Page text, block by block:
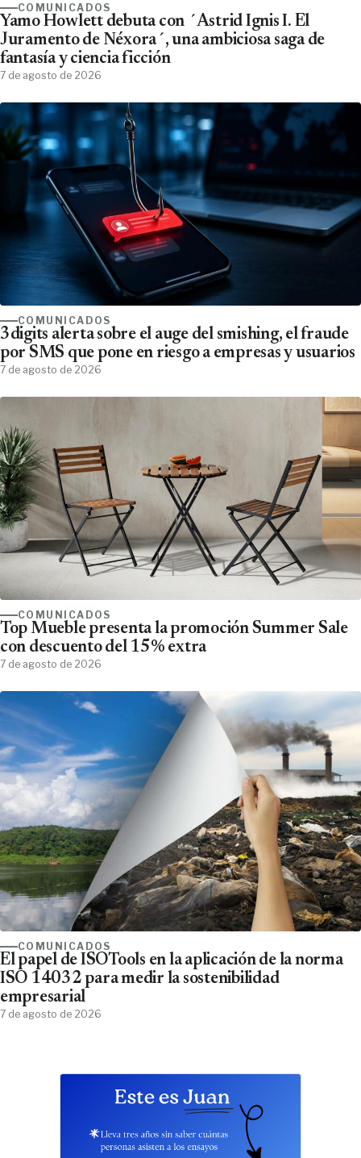
COMUNICADOS
Yamo Howlett debuta con ´Astrid Ignis I. El
Juramento de Néxora´, una ambiciosa saga de
fantasía y ciencia ficción
7 de agosto de 2026
COMUNICADOS
3digits alerta sobre el auge del smishing, el fraude
por SMS que pone en riesgo a empresas y usuarios
7 de agosto de 2026
COMUNICADOS
Top Mueble presenta la promoción Summer Sale
con descuento del 15% extra
7 de agosto de 2026
COMUNICADOS
El papel de ISOTools en la aplicación de la norma
ISO 14032 para medir la sostenibilidad
empresarial
7 de agosto de 2026